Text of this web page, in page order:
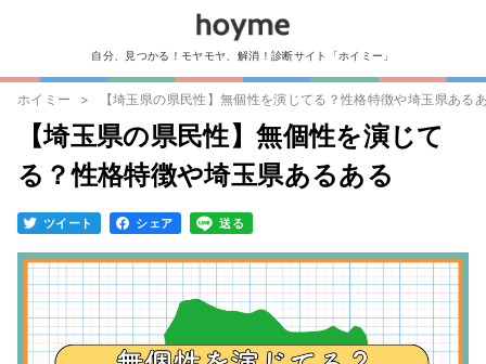
自分、見つかる！モヤモヤ、解消！診断サイト「ホイミー」
ホイミー 【埼玉県の県民性】無個性を演じてる？性格特徴や埼玉県ある
【埼玉県の県民性】無個性を演じて
る？性格特徴や埼玉県あるある
ツイート シェア 送る